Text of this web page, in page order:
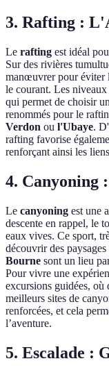
3. Rafting :
Le rafting est idéal
Sur des rivières
manœuvrer pour éviter
le courant. Les
qui permet de choisir
renommés pour le
Verdon ou l'Ubaye.
rafting favorise
renforçant ainsi les
4. Canyoning
Le canyoning est une
descente en rappel, le
eaux vives. Ce sport,
découvrir des
Bourne sont un lieu
Pour vivre une
excursions guidées, où
meilleurs sites de
renforcées, et cela
l’aventure.
5. Escalade :